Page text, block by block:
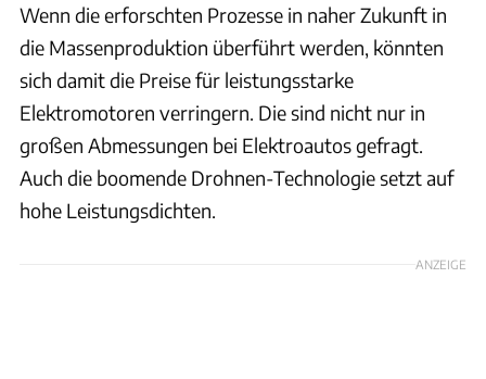
Wenn die erforschten Prozesse in naher Zukunft in
die Massenproduktion überführt werden, könnten
sich damit die Preise für leistungsstarke
Elektromotoren verringern. Die sind nicht nur in
großen Abmessungen bei Elektroautos gefragt.
Auch die boomende Drohnen-Technologie setzt auf
hohe Leistungsdichten.
ANZEIGE